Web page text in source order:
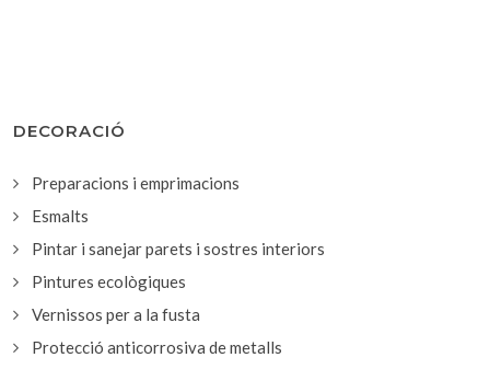
DECORACIÓ
Preparacions i emprimacions
Esmalts
Pintar i sanejar parets i sostres interiors
Pintures ecològiques
Vernissos per a la fusta
Protecció anticorrosiva de metalls